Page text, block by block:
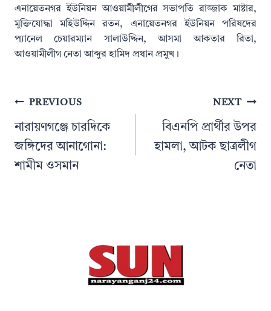
এনায়েতনগর ইউনিয়ন আওয়ামীলীগের সভাপতি রাজ্জাক মাষ্টার,
মুক্তিযোদ্ধা মহিউদ্দিন রতন, এনায়েতনগর ইউনিয়ন পরিষদের
প্যানেল চেয়ারম্যান সালাউদ্দিন, আসমা আকতার রিতা,
আওয়ামীলীগ নেতা আব্দুর হামিদ প্রধান প্রমুখ।
PostPREVIOUS
নারায়ণগঞ্জে চারদিকে
জঙ্গিদের আনাগোনা:
শামীম ওসমান
NEXT
বিএনপি প্রার্থীর উপর
হামলা, আটক ছাত্রলীগ
নেতা